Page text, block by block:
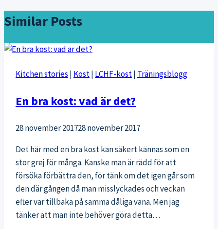
Similar Posts
Kitchen stories | Kost| LCHF-kost| Träningsblogg
En bra kost: vad är det?
28 november 201728 november 2017
Det här med en bra kost kan säkert kännas som en
stor grej för många. Kanske man är rädd för att
försöka förbättra den, för tänk om det igen går som
den där gången då man misslyckades och veckan
efter var tillbaka på samma dåliga vana. Men jag
tänker att man inte behöver göra detta…